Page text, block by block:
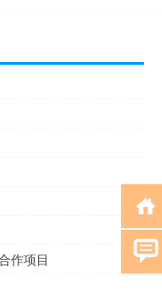
作项目